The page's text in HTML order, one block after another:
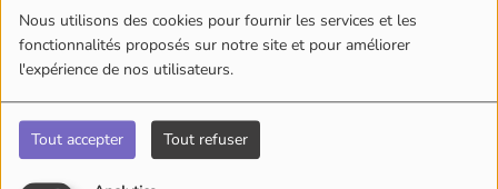
Nous utilisons des cookies pour fournir les services et les
fonctionnalités proposés sur notre site et pour améliorer
l'expérience de nos utilisateurs.
Tout accepter Tout refuser